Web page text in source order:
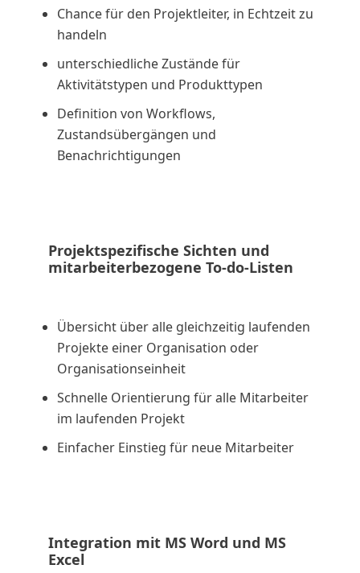
Chance für den Projektleiter, in Echtzeit zu
handeln
unterschiedliche Zustände für
Aktivitätstypen und Produkttypen
Definition von Workflows,
Zustandsübergängen und
Benachrichtigungen
Projektspezifische Sichten und
mitarbeiterbezogene To-do-Listen
Übersicht über alle gleichzeitig laufenden
Projekte einer Organisation oder
Organisationseinheit
Schnelle Orientierung für alle Mitarbeiter
im laufenden Projekt
Einfacher Einstieg für neue Mitarbeiter
Integration mit MS Word und MS
Excel